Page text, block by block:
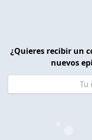
¿Quieres recibir un
nuevos